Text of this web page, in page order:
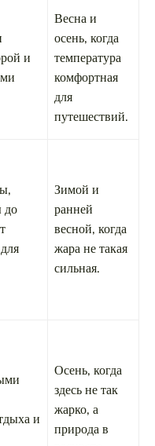
и
Весна и
осень, когда
температура
комфортная
для
путешествий.
до
Зимой и
ранней
весной, когда
жара не такая
сильная.
и
Осень, когда
здесь не так
жарко, а
природа в